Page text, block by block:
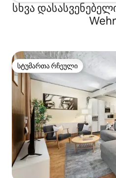
სხვა
სტუმართა რჩეული
სტუმართა რჩეული